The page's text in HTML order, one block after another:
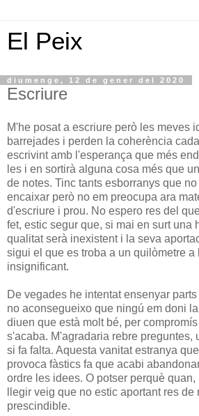
El Peix
diumenge, 12 de gener del 2020
Escriure
M'he posat a escriure però les meves
barrejades i perden la coherència
escrivint amb l'esperança que més
les i en sortirà alguna cosa més que
de notes. Tinc tants esborranys que
encaixar però no em preocupa ara
d'escriure i prou. No espero res del
fet, estic segur que, si mai en surt una
qualitat serà inexistent i la seva
sigui el que es troba a un quilòmetre a
insignificant.
De vegades he intentat ensenyar
no aconsegueixo que ningú em doni
diuen que està molt bé, per
s'acaba. M'agradaria rebre preguntes,
si fa falta. Aquesta vanitat estranya
provoca fàstics fa que acabi
ordre les idees. O potser perquè quan,
llegir veig que no estic aportant res
prescindible.